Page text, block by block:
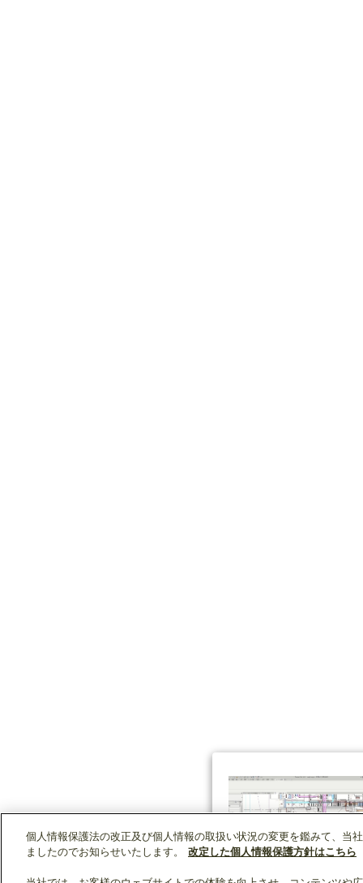
個人情報保護法の改正及び個人情報の取扱い状況の変更を鑑みて、当
ましたのでお知らせいたします。
改定した個人情報保護方針はこちら